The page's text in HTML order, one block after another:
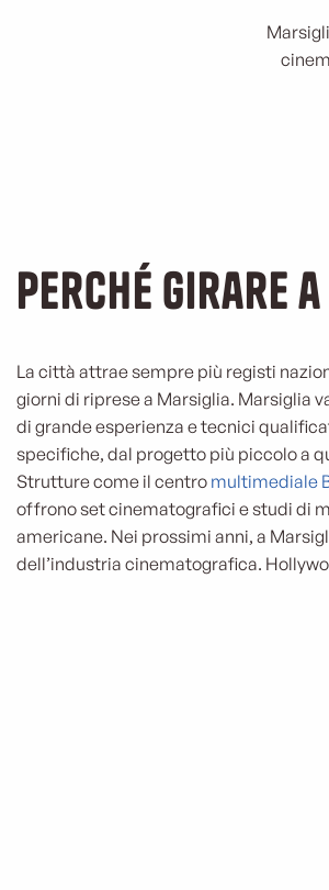
Perché girare
La città attrae sempre più registi
giorni di riprese a Marsiglia. Marsiglia
di grande esperienza e tecnici
specifiche, dal progetto più piccolo a
Strutture come il centro multimediale
offrono set cinematografici e studi di
americane. Nei prossimi anni, a
dell’industria cinematografica.